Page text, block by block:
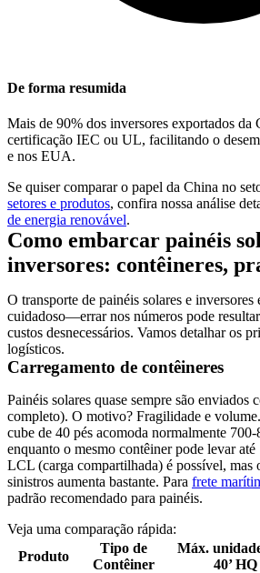
De forma resumida
Mais de 90% dos inversores exportados da
certificação IEC ou UL, facilitando o
e nos EUA.
Se quiser comparar o papel da China no
setores e produtos, confira nossa análise
de energia renovável.
Como embarcar painéis
inversores: contêineres,
O transporte de painéis solares e
cuidadoso—errar nos números pode
custos desnecessários. Vamos detalhar os
logísticos.
Carregamento de contêineres
Painéis solares quase sempre são enviados
completo). O motivo? Fragilidade e
cube de 40 pés acomoda normalmente
enquanto o mesmo contêiner pode levar
LCL (carga compartilhada) é possível, mas
sinistros aumenta bastante. Para frete
padrão recomendado para painéis.
Veja uma comparação rápida:
Produto
Tipo de
Contêiner
Máx.
40’ HQ